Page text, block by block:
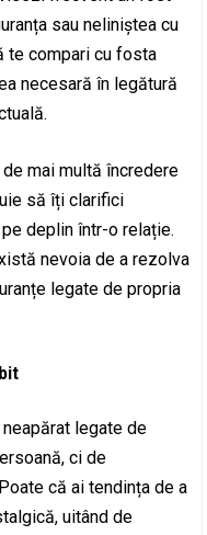
sau neliniștea cu
te compari cu fosta
necesară în legătură
mai multă încredere
să îți clarifici
deplin într-o relație.
nevoia de a rezolva
legate de propria
legate de
ci de
că ai tendința de a
uitând de